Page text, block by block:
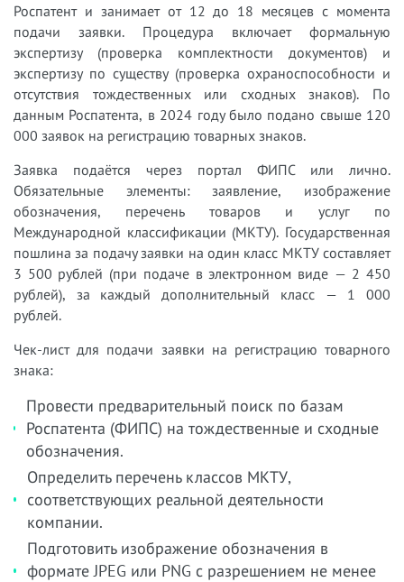
Роспатент и занимает от 12 до 18 месяцев с момента
подачи заявки. Процедура включает формальную
экспертизу (проверка комплектности документов) и
экспертизу по существу (проверка охраноспособности и
отсутствия тождественных или сходных знаков). По
данным Роспатента, в 2024 году было подано свыше 120
000 заявок на регистрацию товарных знаков.
Заявка подаётся через портал ФИПС или лично.
Обязательные элементы: заявление, изображение
обозначения, перечень товаров и услуг по
Международной классификации (МКТУ). Государственная
пошлина за подачу заявки на один класс МКТУ составляет
3 500 рублей (при подаче в электронном виде — 2 450
рублей), за каждый дополнительный класс — 1 000
рублей.
Чек-лист для подачи заявки на регистрацию товарного
знака:
Провести предварительный поиск по базам
Роспатента (ФИПС) на тождественные и сходные
обозначения.
Определить перечень классов МКТУ,
соответствующих реальной деятельности
компании.
Подготовить изображение обозначения в
формате JPEG или PNG с разрешением не менее